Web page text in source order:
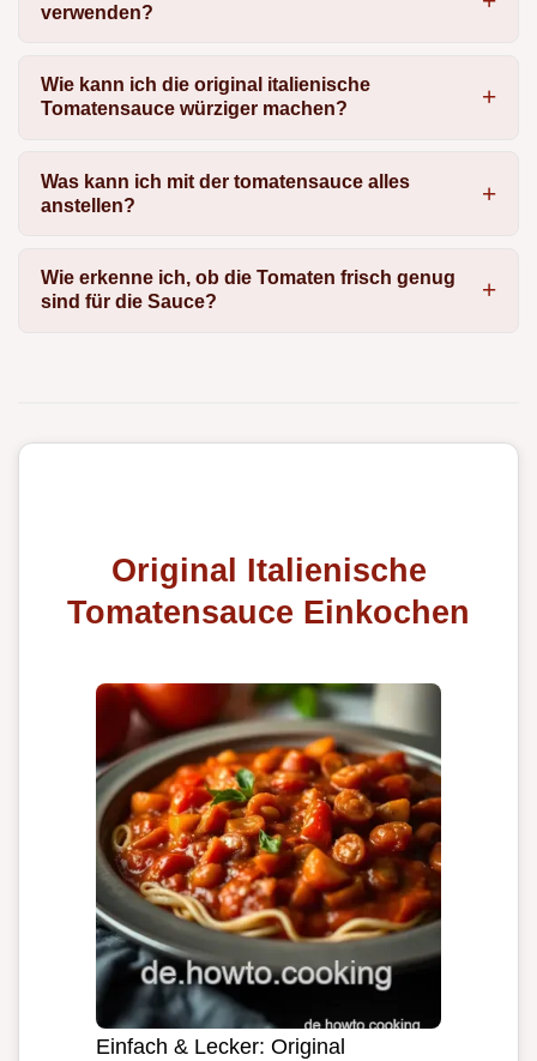
verwenden?
Wie kann ich die original italienische
Tomatensauce würziger machen?
Was kann ich mit der tomatensauce alles
anstellen?
Wie erkenne ich, ob die Tomaten frisch genug
sind für die Sauce?
Original Italienische
Tomatensauce Einkochen
Einfach & Lecker: Original